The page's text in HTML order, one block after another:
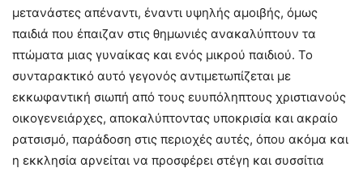
μετανάστες απέναντι, έναντι υψηλής αμοιβής, όμως
παιδιά που έπαιζαν στις θημωνιές ανακαλύπτουν τα
πτώματα μιας γυναίκας και ενός μικρού παιδιού. Το
συνταρακτικό αυτό γεγονός αντιμετωπίζεται με
εκκωφαντική σιωπή από τους ευυπόληπτους χριστιανούς
οικογενειάρχες, αποκαλύπτοντας υποκρισία και ακραίο
ρατσισμό, παράδοση στις περιοχές αυτές, όπου ακόμα και
η εκκλησία αρνείται να προσφέρει στέγη και συσσίτια